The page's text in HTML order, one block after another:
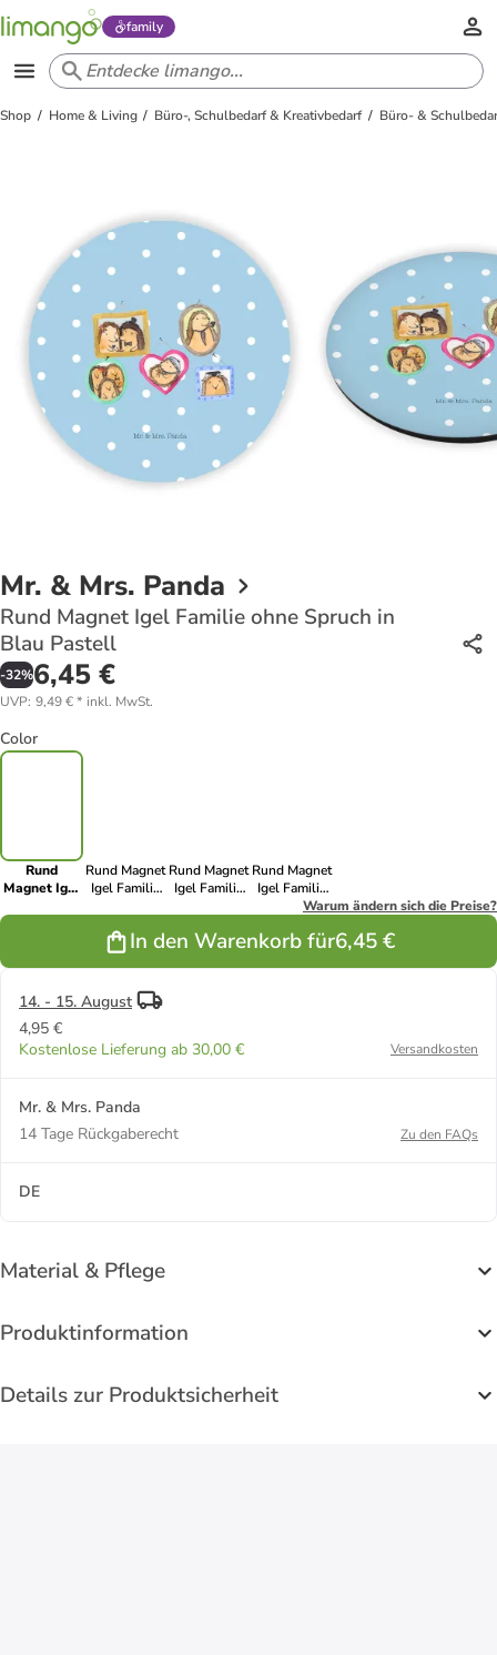
family
Shop Home & Living Büro-, Schulbedarf & Kreativbedarf Büro- &
Mr. & Mrs. Panda
Rund Magnet Igel Familie ohne Spruch in
Blau Pastell
-32%6,45 €
UVP: 9,49 €* inkl. MwSt.
Color
Rund
Magnet Igel
Rund Magnet
Igel Familie
Pastell
Rund Magnet
Igel Familie
Pastell
Rund Magnet
Igel Familie
ohne SpruchWarum ändern sich die Preise?
In den Warenkorb für6,45 €
14. - 15. August
4,95 €
Kostenlose Lieferung ab 30,00 €
Versandkosten
Mr. & Mrs. Panda
14 Tage Rückgaberecht
Zu den FAQs
DE
Material & Pflege
Produktinformation
Details zur Produktsicherheit